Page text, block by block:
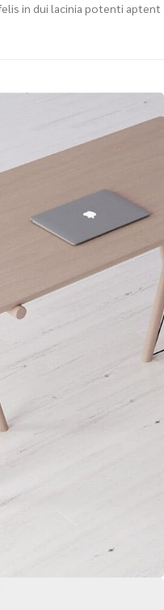
in dui lacinia potenti aptent